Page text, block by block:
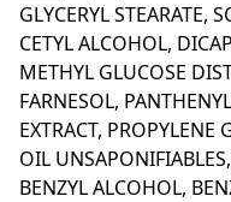
GLYCERYL STEARATE,
CETYL ALCOHOL,
METHYL GLUCOSE
FARNESOL,
EXTRACT, PROPYLENE
OIL
BENZYL ALCOHOL,